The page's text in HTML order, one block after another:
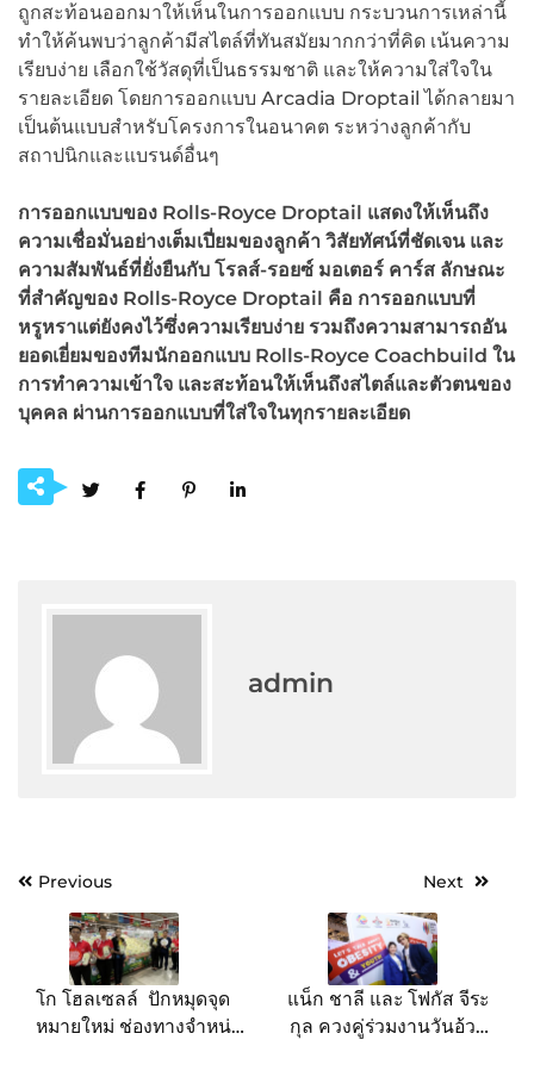
ถูกสะท้อนออกมาให้เห็นในการออกแบบ กระบวนการเหล่านี้
ทำให้ค้นพบว่าลูกค้ามีสไตล์ที่ทันสมัยมากกว่าที่คิด เน้นความ
เรียบง่าย เลือกใช้วัสดุที่เป็นธรรมชาติ และให้ความใส่ใจใน
รายละเอียด โดยการออกแบบ Arcadia Droptail ได้กลายมา
เป็นต้นแบบสำหรับโครงการในอนาคต ระหว่างลูกค้ากับ
สถาปนิกและแบรนด์อื่นๆ
การออกแบบของ Rolls-Royce Droptail แสดงให้เห็นถึง
ความเชื่อมั่นอย่างเต็มเปี่ยมของลูกค้า วิสัยทัศน์ที่ชัดเจน และ
ความสัมพันธ์ที่ยั่งยืนกับ โรลส์-รอยซ์ มอเตอร์ คาร์ส ลักษณะ
ที่สำคัญของ Rolls-Royce Droptail คือ การออกแบบที่
หรูหราแต่ยังคงไว้ซึ่งความเรียบง่าย รวมถึงความสามารถอัน
ยอดเยี่ยมของทีมนักออกแบบ Rolls-Royce Coachbuild ใน
การทำความเข้าใจ และสะท้อนให้เห็นถึงสไตล์และตัวตนของ
บุคคล ผ่านการออกแบบที่ใส่ใจในทุกรายละเอียด
admin
PostPrevious
โก โฮลเซลล์ ปักหมุดจุด
หมายใหม่ ช่องทางจำหน่าย
Next
แน็ก ชาลี และ โฟกัส จีระ
กุล ควงคู่ร่วมงานวันอ้วน